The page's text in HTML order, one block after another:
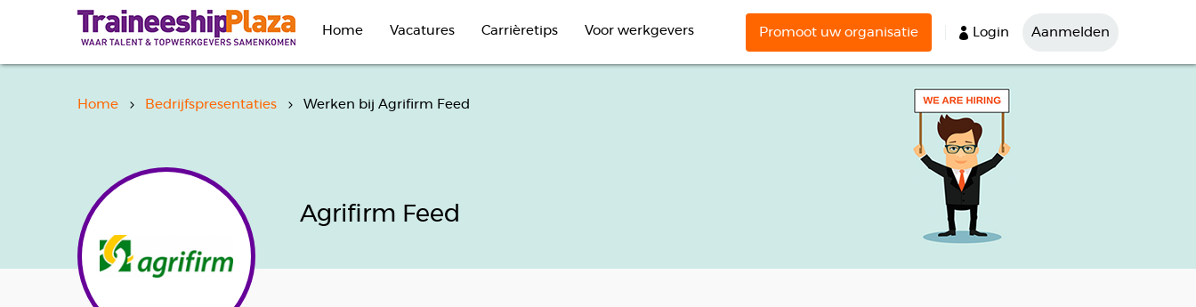
Home Vacatures Carrièretips Voor werkgevers Promoot uw organisatie Login Aanmelden
Home Bedrijfspresentaties Werken bij Agrifirm Feed
Agrifirm Feed